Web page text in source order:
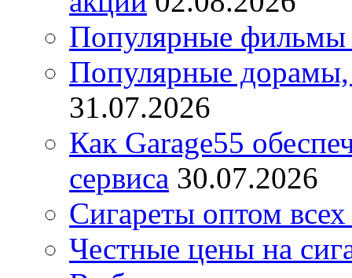
Популярные фильмы
Популярные дорамы,
31.07.2026
Как Garage55
сервиса 30.07.2026
Сигареты оптом
Честные цены на